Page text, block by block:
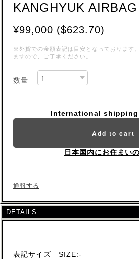
KANGHYUK
¥99,000 ($623.70)
※外貨での金額表記は目安となっております
ますので、ご了承ください。
数量
International
Add to cart
日本国内にお住まい
通報する
DETAILS
表記サイズ SIZE:-